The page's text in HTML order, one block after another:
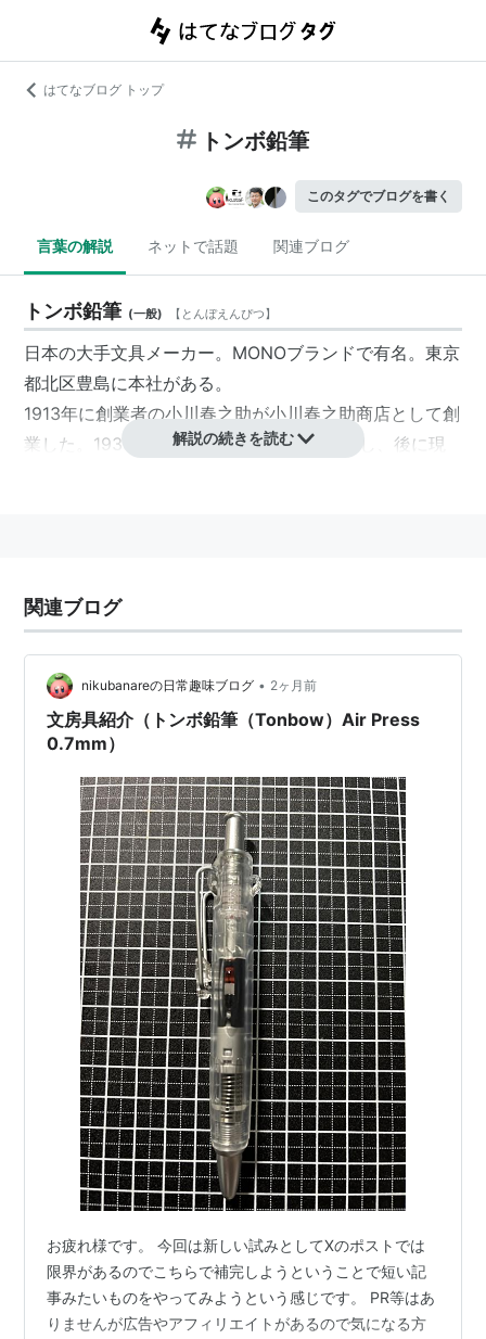
はてなブログ トップ
トンボ鉛筆
このタグでブログを書く
言葉の解説 ネットで話題 関連ブログ
トンボ鉛筆 (一般) 【 とんぼえんぴつ】
日本の大手文具メーカー。MONOブランドで有名。東京
都北区豊島に本社がある。
1913年に創業者の小川春之助が小川春之助商店として創
業した。1939年に小川春之助商店を法人化し、後に現
解説の続きを読む
関連ブログ
nikubanareの日常趣味ブログ • 2ヶ月前
文房具紹介（トンボ鉛筆（Tonbow）Air Press
0.7mm）
お疲れ様です。 今回は新しい試みとしてXのポストでは
限界があるのでこちらで補完しようということで短い記
事みたいものをやってみようという感じです。 PR等はあ
りませんが広告やアフィリエイトがあるので気になる方